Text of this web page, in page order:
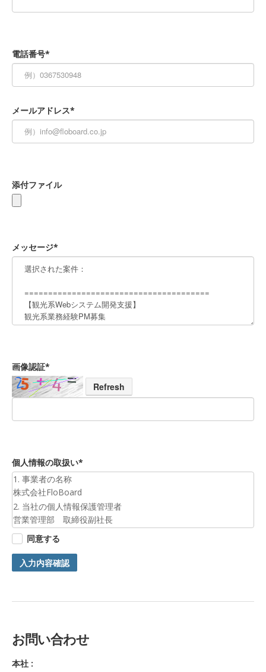
電話番号*
メールアドレス*
添付ファイル
メッセージ*
画像認証*
Refresh
個人情報の取扱い*
1. 事業者の名称
株式会社FloBoard
2. 当社の個人情報保護管理者
営業管理部 取締役副社長
3. 個人情報の利用目的
お預かりした個人情報は、お問合せへの対応のために利用いた
します。
4. 第三者提供について
ご入力頂く個人情報は第三者に提供しません。
正・追加・削除、利用の停止または消去、第三者への提供の停
口に申し出ることができます。
同意する
入力内容確認
お問い合わせ
本社 :